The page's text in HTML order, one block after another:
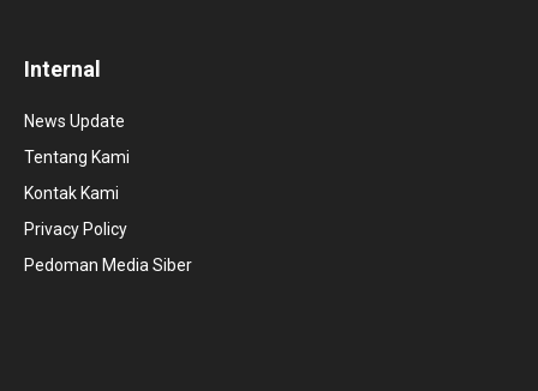
Internal
News Update
Tentang Kami
Kontak Kami
Privacy Policy
Pedoman Media Siber